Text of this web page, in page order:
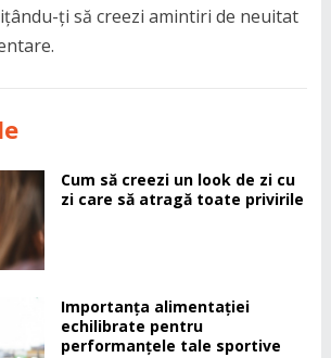
ți să creezi amintiri de neuitat
Cum să creezi un look de zi cu
zi care să atragă toate privirile
Importanța alimentației
echilibrate pentru
performanțele tale sportive